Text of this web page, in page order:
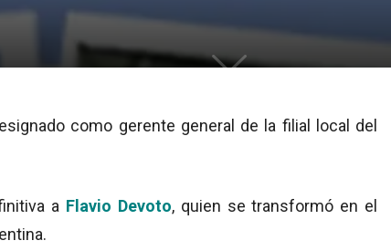
como gerente general de la filial local del
a Flavio Devoto, quien se transformó en el